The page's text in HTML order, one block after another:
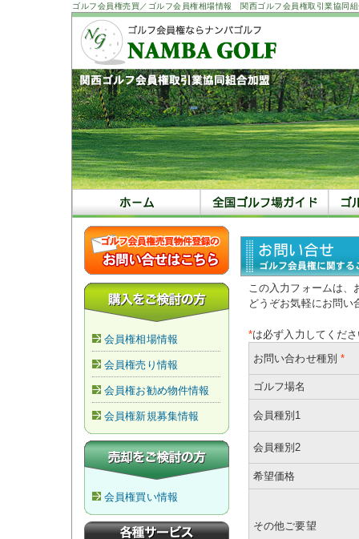
ゴルフ会員権売買／ゴルフ会員権相場情報 関西ゴルフ会員権取引業協同
会員権相場情報
会員権売り情報
会員権お勧め物件情報
会員権新規募集情報
会員権買い情報
この入力フォームは、
どうぞお気軽にお問い
*は必ず入力してくだ
お問い合わせ種別 *
ゴルフ場名
会員種別1
会員種別2
希望価格
その他ご要望